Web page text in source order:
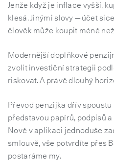
Jenže když je inflace vyšší,
klesá. Jinými slovy — účet
člověk může koupit méně
Modernější doplňkové
zvolit investiční strategii
riskovat. A právě dlouhý
Převod penzijka dřív
představou papírů, podpisů
Nově v aplikaci jednoduše
smlouvě, vše potvrdíte přes
postaráme my.